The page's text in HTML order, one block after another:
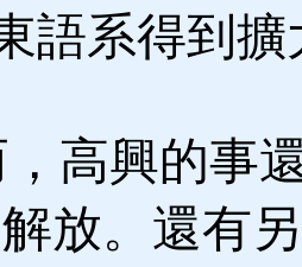
語系得到擴
高興的事
放。還有